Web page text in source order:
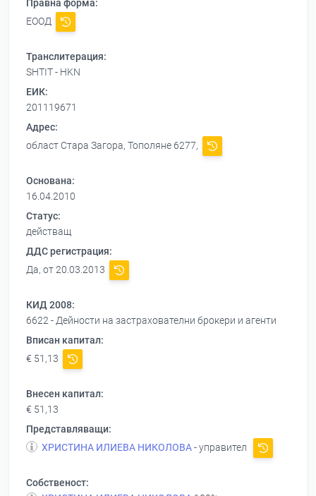
Правна форма:
ЕООД
Транслитерация:
SHTIT - HKN
ЕИК:
201119671
Адрес:
област Стара Загора, Тополяне 6277,
Основана:
16.04.2010
Статус:
действащ
ДДС регистрация:
Да, от 20.03.2013
КИД 2008:
6622 - Дейности на застрахователни брокери и агенти
Вписан капитал:
€ 51,13
Внесен капитал:
€ 51,13
Представляващи:
ХРИСТИНА ИЛИЕВА НИКОЛОВА- управител
Собственост: